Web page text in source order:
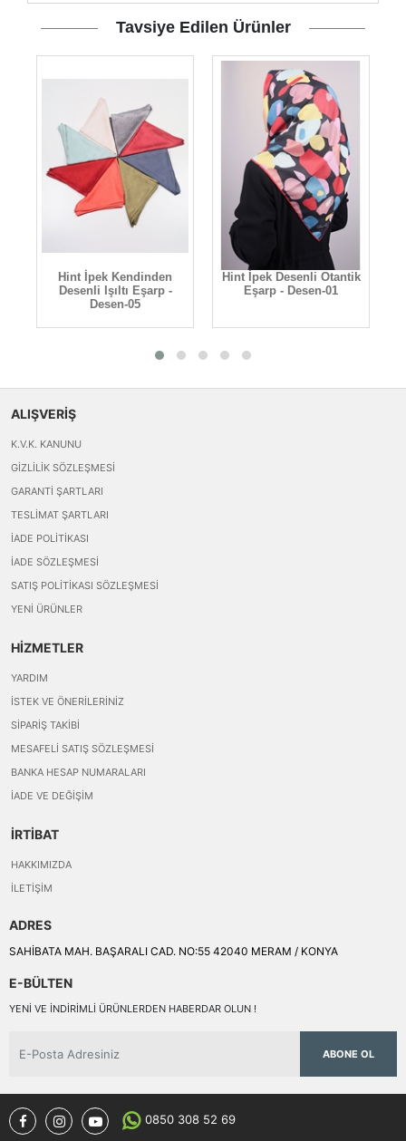
Tavsiye Edilen Ürünler
Hint İpek Kendinden
Desenli Işıltı Eşarp -
Desen-05
Hint İpek Desenli Otantik
Eşarp - Desen-01
ALIŞVERİŞ
K.V.K. KANUNU
GIZLILIK SÖZLEŞMESI
GARANTI ŞARTLARI
TESLIMAT ŞARTLARI
İADE POLITIKASI
İADE SÖZLEŞMESI
SATIŞ POLITIKASI SÖZLEŞMESI
YENI ÜRÜNLER
HİZMETLER
YARDIM
İSTEK VE ÖNERILERINIZ
SIPARIŞ TAKIBI
MESAFELI SATIŞ SÖZLEŞMESI
BANKA HESAP NUMARALARI
İADE VE DEĞIŞIM
İRTİBAT
HAKKIMIZDA
İLETIŞIM
ADRES
SAHİBATA MAH. BAŞARALI CAD. NO:55 42040 MERAM / KONYA
E-BÜLTEN
YENI VE INDIRIMLI ÜRÜNLERDEN HABERDAR OLUN !
ABONE OL
0850 308 52 69